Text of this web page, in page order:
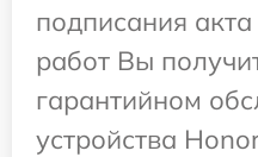
подписания
работ Вы
гарантийном
устройства